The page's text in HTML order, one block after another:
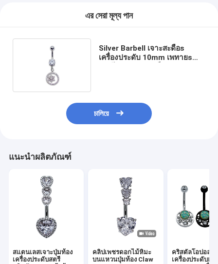
এর সেরা মূল্য পান
Silver Barbell เจาะสะดือs
เครื่องประดับ 10mm เพทายs
চালিয়ে
แนะนำผลิตภัณฑ์
สแตนเลสเจาะปุ่มท้อง
เครื่องประดับสตรี
คลิปเพชรดอกไม้หิมะ
บนแหวนปุ่มท้อง Claw
คริสตัลโอปอลอ
เครื่องประดับแ